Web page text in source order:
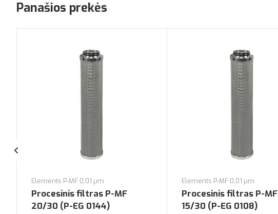
Panašios prekės
Elements P-MF 0,01 µm
Procesinis filtras P-MF
20/30 (P-EG 0144)
Elements P-MF 0,01 µm
Procesinis filtras P-MF
15/30 (P-EG 0108)